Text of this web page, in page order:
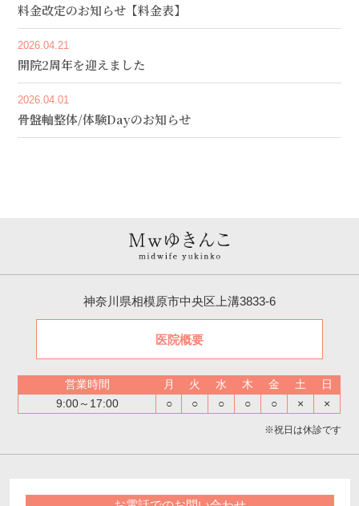
料金改定のお知らせ【料金表】
2026.04.21
開院2周年を迎えました
2026.04.01
骨盤軸整体/体験Dayのお知らせ
神奈川県相模原市中央区上溝3833-6
医院概要
営業時間 月 火 水 木 金 土
日
9:00～17:00
○ ○ ○ ○ ○ × ×
※祝日は休診です